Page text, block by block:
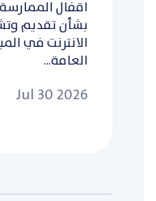
بشأن تقديم
الانترنت في
العامة...
Jul 30 2026